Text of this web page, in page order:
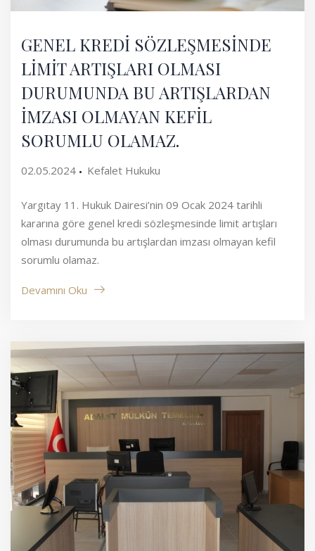
GENEL KREDİ SÖZLEŞMESİNDE
LİMİT ARTIŞLARI OLMASI
DURUMUNDA BU ARTIŞLARDAN
İMZASI OLMAYAN KEFİL
SORUMLU OLAMAZ.
02.05.2024 Kefalet Hukuku
Yargıtay 11. Hukuk Dairesi’nin 09 Ocak 2024 tarihli
kararına göre genel kredi sözleşmesinde limit artışları
olması durumunda bu artışlardan imzası olmayan kefil
sorumlu olamaz.
Devamını Oku